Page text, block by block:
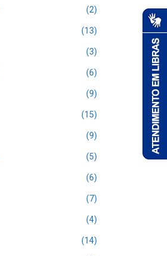
(2)
(13)
(3)
(6)
(9)
(15)
(9)
(5)
(6)
(7)
(4)
(14)